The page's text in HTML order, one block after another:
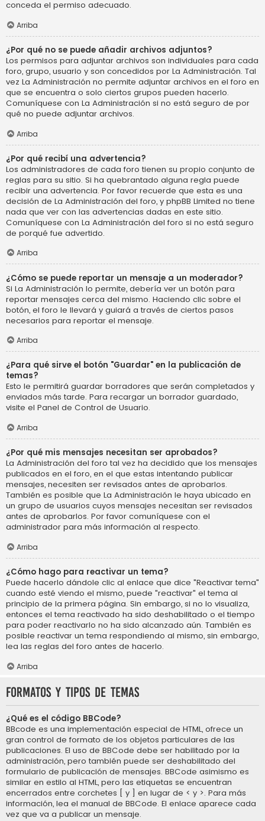
conceda el permiso adecuado.
Arriba
¿Por qué no se puede añadir archivos adjuntos?
Los permisos para adjuntar archivos son individuales para cada
foro, grupo, usuario y son concedidos por La Administración. Tal
vez La Administración no permite adjuntar archivos en el foro en
que se encuentra o solo ciertos grupos pueden hacerlo.
Comuníquese con La Administración si no está seguro de por
qué no puede adjuntar archivos.
Arriba
¿Por qué recibí una advertencia?
Los administradores de cada foro tienen su propio conjunto de
reglas para su sitio. Si ha quebrantado alguna regla puede
recibir una advertencia. Por favor recuerde que esta es una
decisión de La Administración del foro, y phpBB Limited no tiene
nada que ver con las advertencias dadas en este sitio.
Comuníquese con La Administración del foro si no está seguro
de porqué fue advertido.
Arriba
¿Cómo se puede reportar un mensaje a un moderador?
Si La Administración lo permite, debería ver un botón para
reportar mensajes cerca del mismo. Haciendo clic sobre el
botón, el foro le llevará y guiará a través de ciertos pasos
necesarios para reportar el mensaje.
Arriba
¿Para qué sirve el botón "Guardar" en la publicación de
temas?
Esto le permitirá guardar borradores que serán completados y
enviados más tarde. Para recargar un borrador guardado,
visite el Panel de Control de Usuario.
Arriba
¿Por qué mis mensajes necesitan ser aprobados?
La Administración del foro tal vez ha decidido que los mensajes
publicados en el foro, en el que estas intentando publicar
mensajes, necesiten ser revisados antes de aprobarlos.
También es posible que La Administración le haya ubicado en
un grupo de usuarios cuyos mensajes necesitan ser revisados
antes de aprobarlos. Por favor comuníquese con el
administrador para más información al respecto.
Arriba
¿Cómo hago para reactivar un tema?
Puede hacerlo dándole clic al enlace que dice "Reactivar tema"
cuando esté viendo el mismo, puede "reactivar" el tema al
principio de la primera página. Sin embargo, si no lo visualiza,
entonces el tema reactivado ha sido deshabilitado o el tiempo
para poder reactivarlo no ha sido alcanzado aún. También es
posible reactivar un tema respondiendo al mismo, sin embargo,
lea las reglas del foro antes de hacerlo.
Arriba
Formatos y tipos de temas
¿Qué es el código BBCode?
BBcode es una implementación especial de HTML, ofrece un
gran control de formato de los objetos particulares de las
publicaciones. El uso de BBCode debe ser habilitado por la
administración, pero también puede ser deshabilitado del
formulario de publicación de mensajes. BBCode asimismo es
similar en estilo al HTML, pero las etiquetas se encuentran
encerrados entre corchetes [ y ] en lugar de < y >. Para más
información, lea el manual de BBCode. El enlace aparece cada
vez que va a publicar un mensaje.